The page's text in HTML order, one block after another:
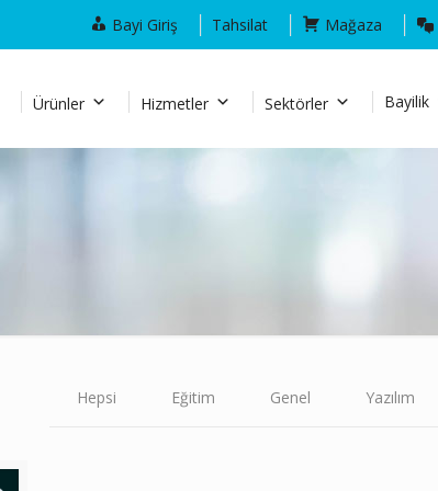
Bayi Giriş Tahsilat Mağaza
Ürünler Hizmetler Sektörler Bayilik
Hepsi Eğitim Genel Yazılım